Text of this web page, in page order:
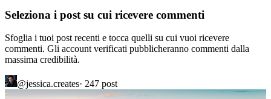
Sfoglia i tuoi post recenti e tocca quelli su cui vuoi ricevere
commenti. Gli account verificati pubblicheranno commenti dalla
massima credibilità.
4 commenti